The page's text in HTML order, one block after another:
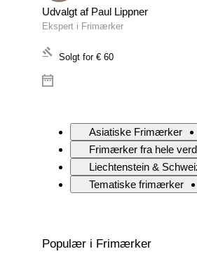
Udvalgt af Paul Lippner
Ekspert i Frimærker
Solgt for € 60
Asiatiske Frimærker
Frimærker fra hele
Liechtenstein &
Tematiske frimærker
Populær i Frimærker